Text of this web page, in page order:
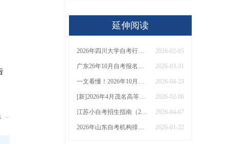
延伸阅读
2026年四川大学自考行政管理（专）考试须知：科目+入口+费用 2026-02-05
广东26年10月自考报名安排在什么时候？有什么专业推荐吗？ 2026-03-31
一文看懂！2026年10月全国各省市自学考试报名条件及时间最新整理 2026-04-23
[新]2026年4月茂名高等教育自学考试时间出炉！ 2026-02-06
江苏小自考招生指南（2026）：专业+助学点推荐 2026-04-07
2026年山东自考机构排名盘点（前10名） 2026-01-22